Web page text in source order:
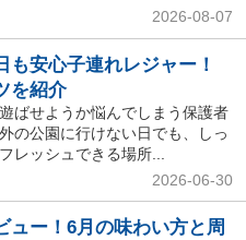
2026-08-07
安心子連れレジャー！
を紹介
ばせようか悩んでしまう保護者
の公園に行けない日でも、しっ
レッシュできる場所...
2026-06-30
ュー！6月の味わい方と周